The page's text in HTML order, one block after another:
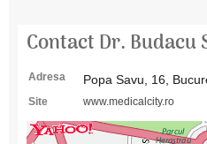
Contact Dr. Budacu
Adresa Popa Savu, 16,
Site www.medicalcity.ro